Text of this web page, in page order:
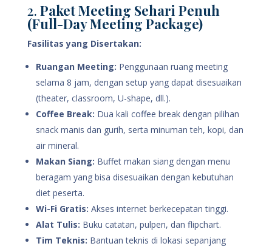
2. Paket Meeting Sehari Penuh
(Full-Day Meeting Package)
Fasilitas yang Disertakan:
Ruangan Meeting: Penggunaan ruang meeting
selama 8 jam, dengan setup yang dapat disesuaikan
(theater, classroom, U-shape, dll.).
Coffee Break: Dua kali coffee break dengan pilihan
snack manis dan gurih, serta minuman teh, kopi, dan
air mineral.
Makan Siang: Buffet makan siang dengan menu
beragam yang bisa disesuaikan dengan kebutuhan
diet peserta.
Wi-Fi Gratis: Akses internet berkecepatan tinggi.
Alat Tulis: Buku catatan, pulpen, dan flipchart.
Tim Teknis: Bantuan teknis di lokasi sepanjang